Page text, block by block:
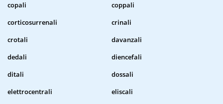
copali
coppali
corticosurrenali
crinali
crotali
davanzali
dedali
diencefali
ditali
dossali
elettrocentrali
eliscali